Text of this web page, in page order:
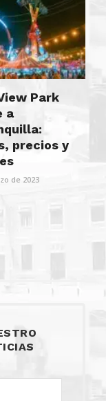
Park
a
precios y
de 2023